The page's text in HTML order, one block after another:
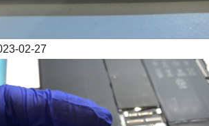
02-27